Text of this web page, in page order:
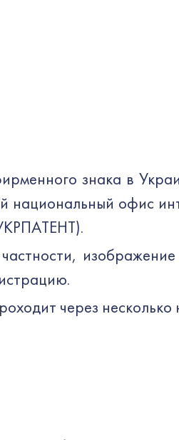
знака в
национальный офис
через